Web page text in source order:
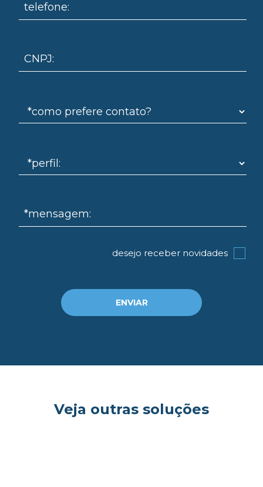
telefone:
CNPJ:
*mensagem:
desejo receber novidades
ENVIAR
Veja outras soluções